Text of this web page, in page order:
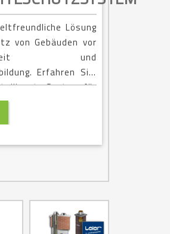
Lösung
von Gebäuden vor
und
Erfahren Sie,
System für
Wohnklima sorgt.